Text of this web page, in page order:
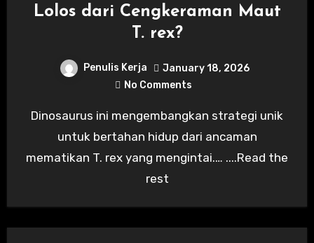
Lolos dari Cengkeraman Maut
T. rex?
Penulis Kerja
January 18, 2026
No Comments
Dinosaurus ini mengembangkan strategi unik
untuk bertahan hidup dari ancaman
mematikan T. rex yang mengintai.… ....Read the
rest